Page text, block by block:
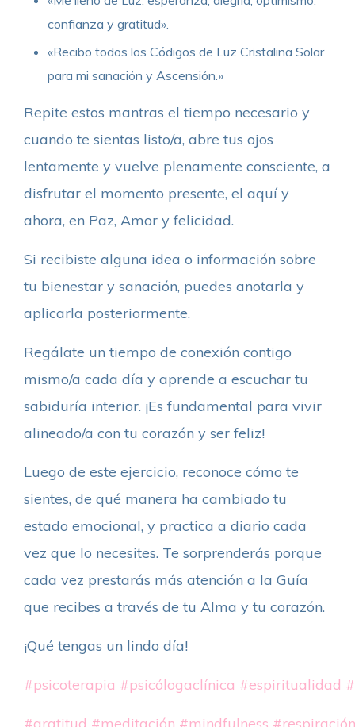
confianza y gratitud».
«Recibo todos los Códigos de Luz Cristalina Solar
para mi sanación y Ascensión.»
Repite estos mantras el tiempo necesario y
cuando te sientas listo/a, abre tus ojos
lentamente y vuelve plenamente consciente, a
disfrutar el momento presente, el aquí y
ahora, en Paz, Amor y felicidad.
Si recibiste alguna idea o información sobre
tu bienestar y sanación, puedes anotarla y
aplicarla posteriormente.
Regálate un tiempo de conexión contigo
mismo/a cada día y aprende a escuchar tu
sabiduría interior. ¡Es fundamental para vivir
alineado/a con tu corazón y ser feliz!
Luego de este ejercicio, reconoce cómo te
sientes, de qué manera ha cambiado tu
estado emocional, y practica a diario cada
vez que lo necesites. Te sorprenderás porque
cada vez prestarás más atención a la Guía
que recibes a través de tu Alma y tu corazón.
¡Qué tengas un lindo día!
#psicoterapia #psicólogaclínica #espiritualidad
#gratitud #meditación #mindfulness #respiración